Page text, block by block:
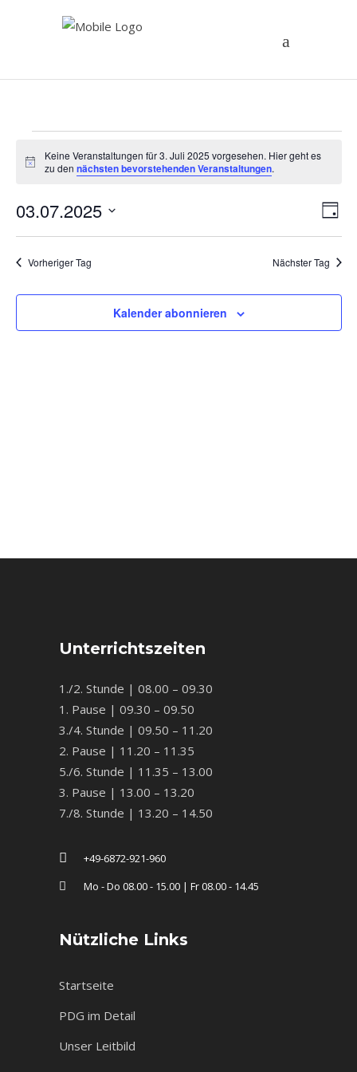
Veranstaltungen
für
3.
Juli
2025
Hinweis
Keine Veranstaltungen für 3. Juli 2025 vorgesehen. Hier geht es
zu den nächsten bevorstehenden Veranstaltungen.
Tag
03.07.2025
Datum
wählen.
Vorheriger Tag Nächster Tag
Kalender abonnieren
Unterrichtszeiten
1./2. Stunde | 08.00 – 09.30
1. Pause | 09.30 – 09.50
3./4. Stunde | 09.50 – 11.20
2. Pause | 11.20 – 11.35
5./6. Stunde | 11.35 – 13.00
3. Pause | 13.00 – 13.20
7./8. Stunde | 13.20 – 14.50
+49-6872-921-960
Mo - Do 08.00 - 15.00 | Fr 08.00 - 14.45
Nützliche Links
Startseite
PDG im Detail
Unser Leitbild